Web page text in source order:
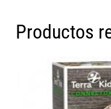
Productos